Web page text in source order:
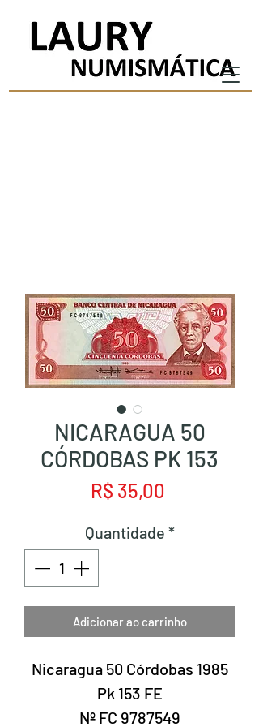
NICARAGUA 50
CÓRDOBAS PK 153
R$ 35,00
Quantidade *
Adicionar ao carrinho
Nicaragua 50 Córdobas 1985
Pk 153 FE
Nº FC 9787549